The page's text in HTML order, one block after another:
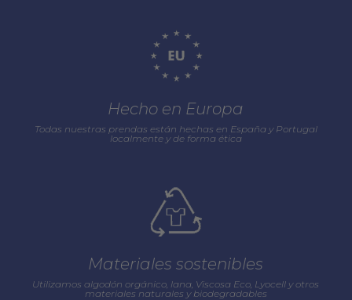
Hecho en Europa
Todas nuestras prendas están hechas en España y Portugal
localmente y de forma ética
Materiales sostenibles
Utilizamos algodón orgánico, lana, Viscosa Eco, Lyocell y otros
materiales naturales y biodegradables